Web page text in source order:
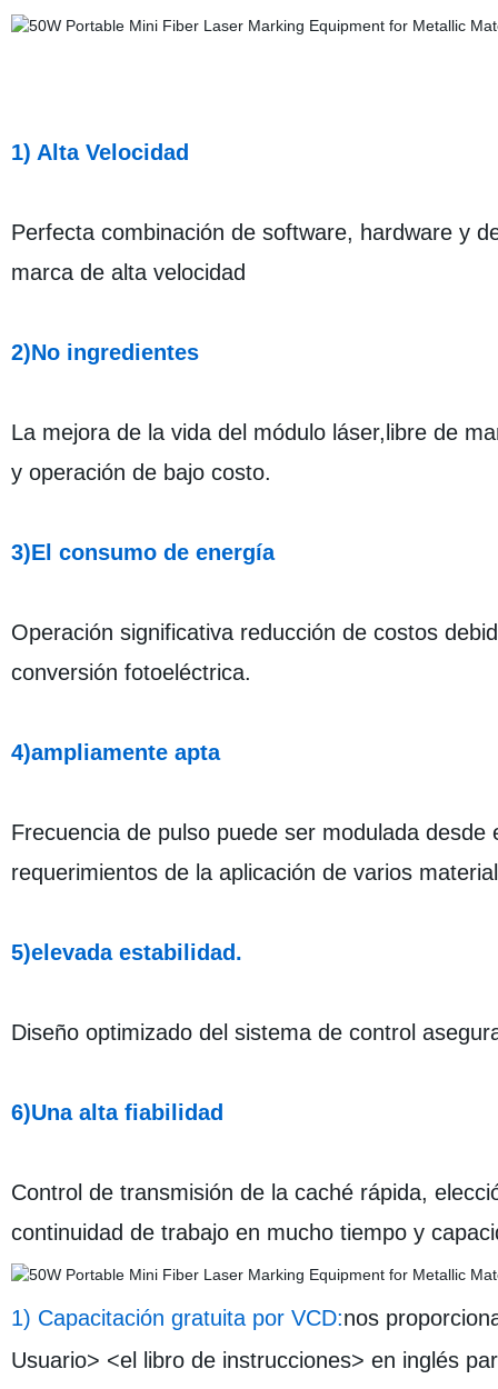
1) Alta Velocidad
Perfecta combinación de software, hardware y
marca de alta velocidad
2)No ingredientes
La mejora de la vida del módulo láser,libre de
y operación de bajo costo.
3)El consumo de energía
Operación significativa reducción de costos
conversión fotoeléctrica.
4)ampliamente apta
Frecuencia de pulso puede ser modulada
requerimientos de la aplicación de varios
5)elevada estabilidad.
Diseño optimizado del sistema de control
6)Una alta fiabilidad
Control de transmisión de la caché rápida,
continuidad de trabajo en mucho tiempo y
1) Capacitación gratuita por VCD:nos
Usuario> <el libro de instrucciones> en inglés